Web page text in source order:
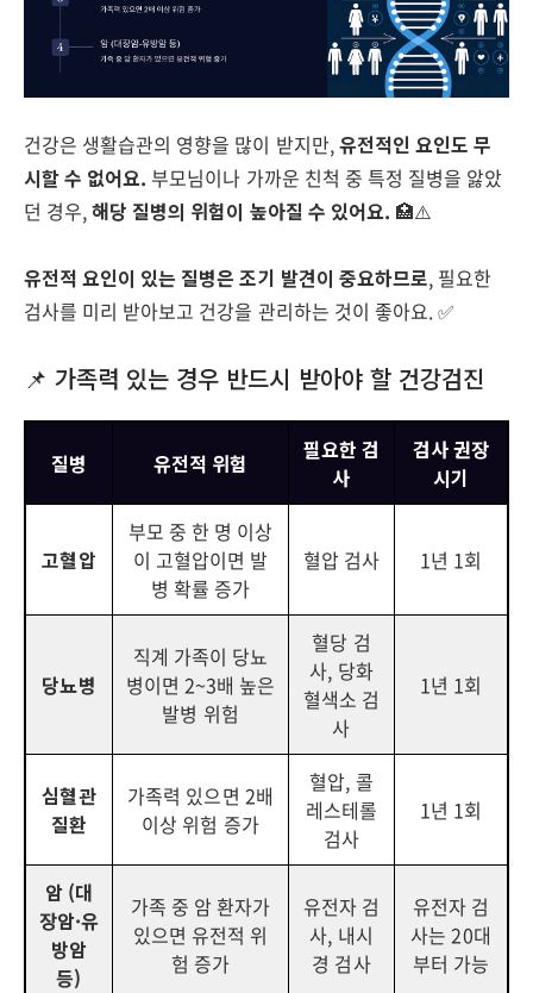
건강은 생활습관의 영향을 많이 받지만,유전적인 요인도 무
시할 수 없어요. 부모님이나 가까운 친척 중 특정 질병을 앓았
던 경우,해당 질병의 위험이 높아질 수 있어요. 🏥⚠️
유전적 요인이 있는 질병은 조기 발견이 중요하므로, 필요한
검사를 미리 받아보고 건강을 관리하는 것이 좋아요. ✅
📌 가족력 있는 경우 반드시 받아야 할 건강검진
질병 유전적 위험
필요한 검
사
검사 권장
시기
고혈압
부모 중 한 명 이상
이 고혈압이면 발
병 확률 증가
혈압 검사 1년 1회
당뇨병
직계 가족이 당뇨
병이면 2~3배 높은
발병 위험
혈당 검
사, 당화
혈색소 검
사
1년 1회
심혈관
질환
가족력 있으면 2배
이상 위험 증가
혈압, 콜
레스테롤
검사
1년 1회
암 (대
장암·유
방암
등)
가족 중 암 환자가
있으면 유전적 위
험 증가
유전자 검
사, 내시
경 검사
유전자 검
사는 20대
부터 가능